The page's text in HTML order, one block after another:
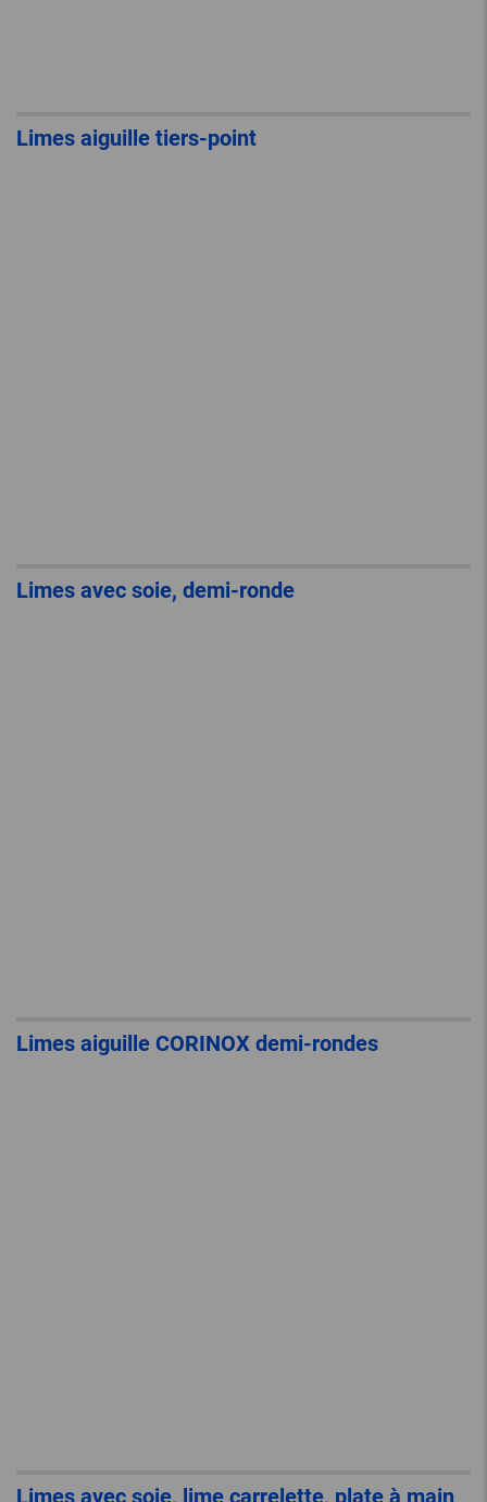
Limes aiguille tiers-point
Limes avec soie, demi-ronde
Limes aiguille CORINOX demi-rondes
Limes avec soie, lime carrelette, plate à main